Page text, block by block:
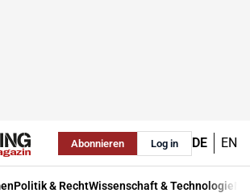
Abonnieren Log in DE EN
Politik & RechtWissenschaft & Technologie